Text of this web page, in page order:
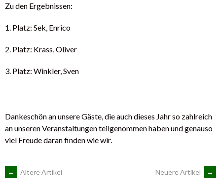
Zu den Ergebnissen:
1. Platz: Sek, Enrico
2. Platz: Krass, Oliver
3. Platz: Winkler, Sven
Dankeschön an unsere Gäste, die auch dieses Jahr so zahlreich
an unseren Veranstaltungen teilgenommen haben und genauso
viel Freude daran finden wie wir.
BEITRAGSNAVIGATION
← Ältere Artikel Neuere Artikel →